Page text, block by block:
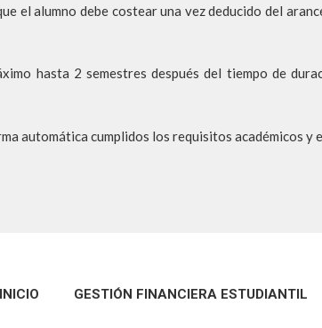
el alumno debe costear una vez deducido del
hasta 2 semestres después del tiempo de
automática cumplidos los requisitos académicos
INICIO GESTIÓN FINANCIERA ESTUDIANTIL